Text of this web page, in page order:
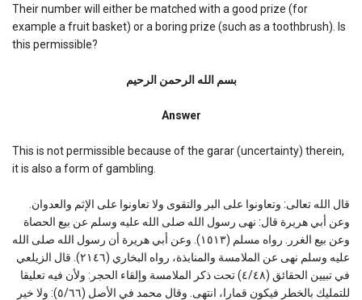
Their number will either be matched with a good prize (for
example a fruit basket) or a boring prize (such as a toothbrush). Is
this permissible?
بسم الله الرحمن الرحیم
Answer
This is not permissible because of the garar (uncertainty) therein,
it is also a form of gambling.
قال الله تعالى: وتعاونوا على البر والتقوى ولا تعاونوا على الإثم والعدوان.
وعن أبي هريرة قال: نهى رسول الله صلى الله عليه وسلم عن بيع الحصاة
وعن بيع الغرر. رواه مسلم (١٥١٣). وعن أبي هريرة أن رسول الله صلى الله
عليه وسلم نهى عن الملامسة والمنابذة، رواه البخاري (٢١٤٦). قال الزيلعي
في تبيين الحقائق (٤/٤٨) تحت ذكر الملامسة وإلقاء الحجر: ولأن فيه تعليقا
للتمليك بالخطر فيكون قمارا، انتهى. وقال محمد في الأصل (٥/٦٦): ولا خير